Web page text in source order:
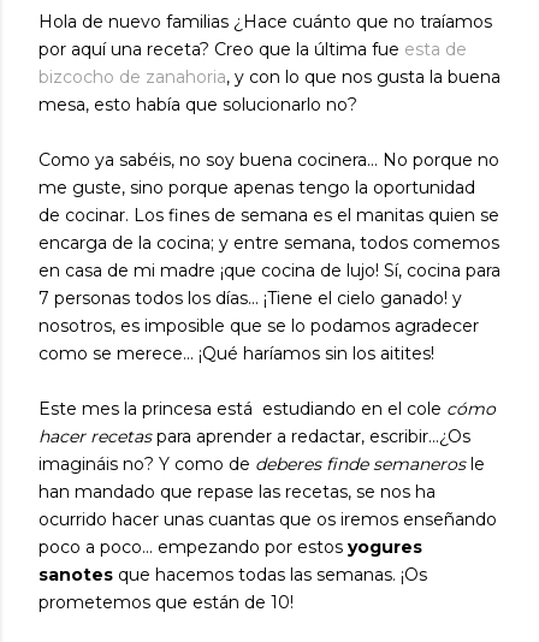
Hola de nuevo familias ¿Hace cuánto que no traíamos
por aquí una receta? Creo que la última fue esta de
bizcocho de zanahoria, y con lo que nos gusta la buena
mesa, esto había que solucionarlo no?
Como ya sabéis, no soy buena cocinera... No porque no
me guste, sino porque apenas tengo la oportunidad
de cocinar. Los fines de semana es el manitas quien se
encarga de la cocina; y entre semana, todos comemos
en casa de mi madre ¡que cocina de lujo! Sí, cocina para
7 personas todos los días... ¡Tiene el cielo ganado! y
nosotros, es imposible que se lo podamos agradecer
como se merece... ¡Qué haríamos sin los aitites!
Este mes la princesa está estudiando en el cole cómo
hacer recetaspara aprender a redactar, escribir...¿Os
imagináis no? Y como de deberes finde semanerosle
han mandado que repase las recetas, se nos ha
ocurrido hacer unas cuantas que os iremos enseñando
poco a poco... empezando por estos yogures
sanotes que hacemos todas las semanas. ¡Os
prometemos que están de 10!